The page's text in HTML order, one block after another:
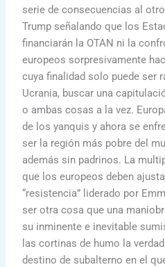
serie de consecuencias al
Trump señalando que los
financiarán la OTAN ni la
europeos sorpresivamente
cuya finalidad solo puede ser
Ucrania, buscar una
o ambas cosas a la vez.
de los yanquis y ahora se
ser la región más pobre del
además sin padrinos. La
que los europeos deben
“resistencia” liderado por
ser otra cosa que una
su inminente e inevitable
las cortinas de humo la
destino de subalterno en el